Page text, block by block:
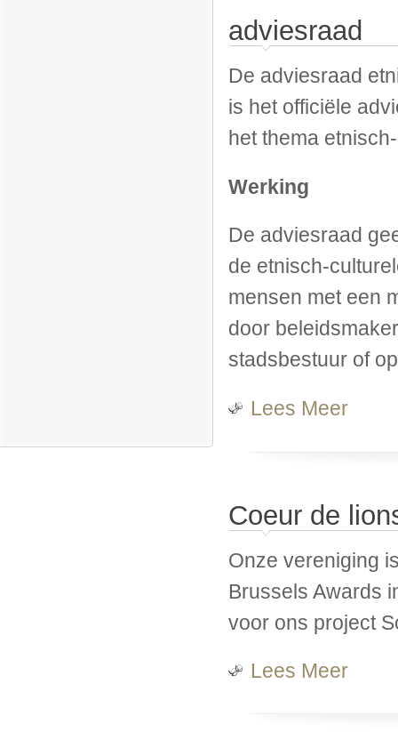
adviesraad
De adviesraad
is het officiële
het thema
Werking
De adviesraad
de etnisch-
mensen met een
door
stadsbestuur of
Lees MeerOver AD
Coeur de
Onze vereniging
Brussels Awards
voor ons project
Lees MeerOver